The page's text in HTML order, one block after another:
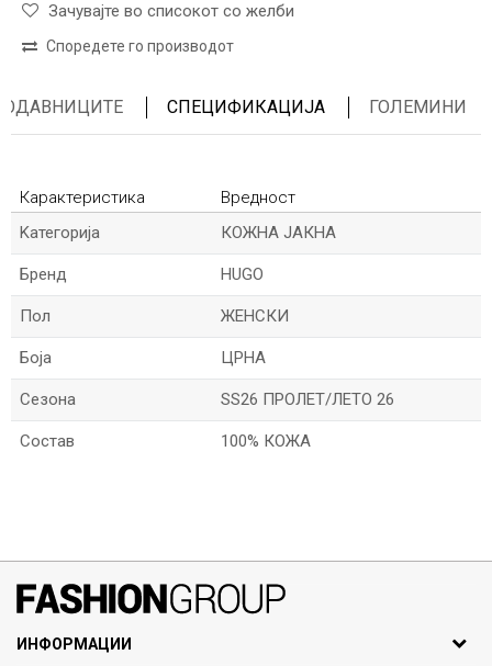
Зачувајте во списокот со желби
Споредете го производот
СПЕЦИФИКАЦИЈА ГОЛЕМИНИ
Карактеристика
Вредност
Kатегорија
КОЖНА ЈАКНА
Бренд HUGO
Пол ЖЕНСКИ
Боја ЦРНА
Сезона SS26 ПРОЛЕТ/ЛЕТО 26
Состав 100% КОЖА
*Е-меил
ИНФОРМАЦИИ